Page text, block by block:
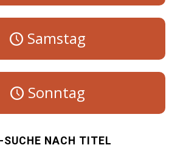
Samstag
Sonntag
SUCHE NACH TITEL